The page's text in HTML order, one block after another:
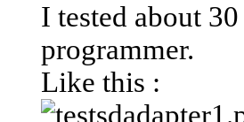
I tested about
programmer.
Like this :